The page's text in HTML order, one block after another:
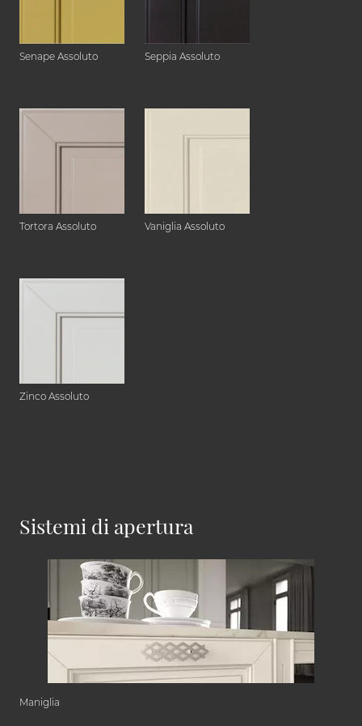
Senape Assoluto Seppia Assoluto
Tortora Assoluto Vaniglia Assoluto
Zinco Assoluto
Sistemi di apertura
Maniglia